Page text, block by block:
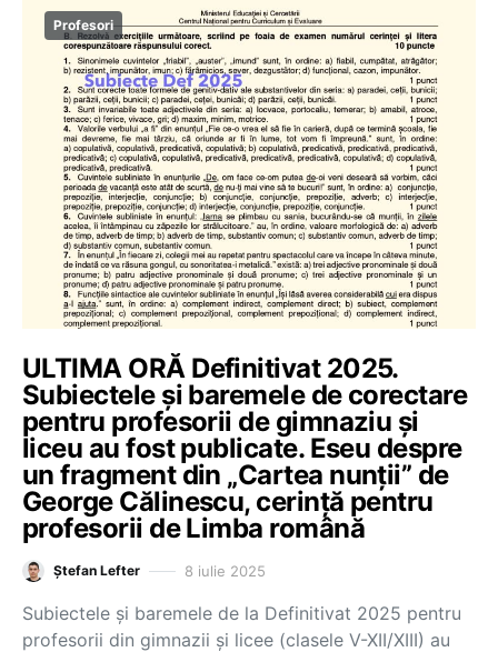
Profesori
ULTIMA ORĂ Definitivat 2025.
Subiectele și baremele de corectare
pentru profesorii de gimnaziu și
liceu au fost publicate. Eseu despre
un fragment din „Cartea nunții” de
George Călinescu, cerință pentru
profesorii de Limba română
Ștefan Lefter 8 iulie 2025
Subiectele și baremele de la Definitivat 2025 pentru
profesorii din gimnazii și licee (clasele V-XII/XIII) au